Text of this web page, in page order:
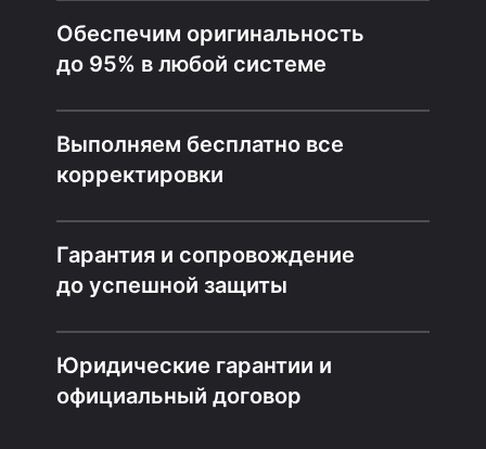
Обеспечим оригинальность
до 95% в любой системе
Выполняем бесплатно все
корректировки
Гарантия и сопровождение
до успешной защиты
Юридические гарантии и
официальный договор